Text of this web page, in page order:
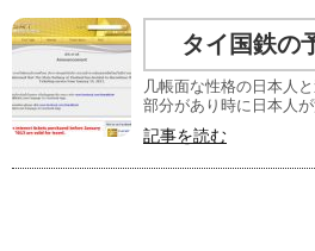
タイ国鉄の
几帳面な性格の日本人
部分があり時に日本人が
記事を読む